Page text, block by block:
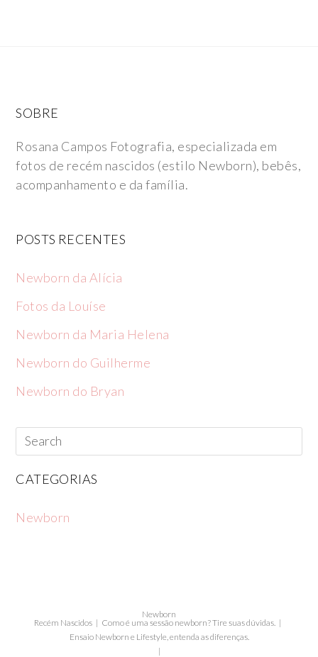
SOBRE
Rosana Campos Fotografia, especializada em
fotos de recém nascidos (estilo Newborn), bebês,
acompanhamento e da família.
POSTS RECENTES
Newborn da Alícia
Fotos da Louíse
Newborn da Maria Helena
Newborn do Guilherme
Newborn do Bryan
CATEGORIAS
Newborn
Newborn
Recém Nascidos
Como é uma sessão newborn? Tire suas dúvidas.
Ensaio Newborn e Lifestyle, entenda as diferenças.